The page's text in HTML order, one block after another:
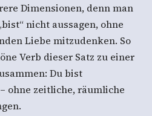
Dimensionen, denn man
nicht aussagen, ohne
Liebe mitzudenken. So
Verb dieser Satz zu einer
Du bist
ohne zeitliche, räumliche